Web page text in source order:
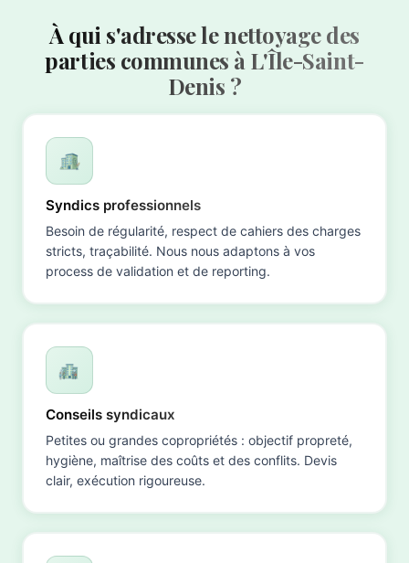
À qui s'adresse le nettoyage des
parties communes à L'Île-Saint-
Denis ?
Syndics professionnels
Besoin de régularité, respect de cahiers des charges
stricts, traçabilité. Nous nous adaptons à vos
process de validation et de reporting.
Conseils syndicaux
Petites ou grandes copropriétés : objectif propreté,
hygiène, maîtrise des coûts et des conflits. Devis
clair, exécution rigoureuse.